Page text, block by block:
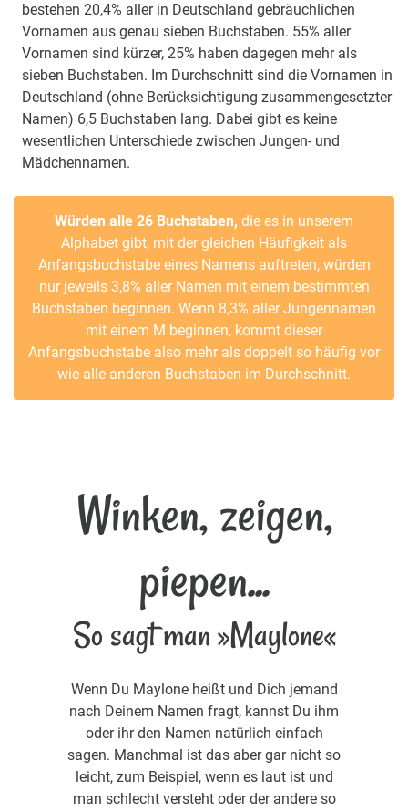
bestehen 20,4% aller in Deutschland gebräuchlichen
Vornamen aus genau sieben Buchstaben. 55% aller
Vornamen sind kürzer, 25% haben dagegen mehr als
sieben Buchstaben. Im Durchschnitt sind die Vornamen in
Deutschland (ohne Berücksichtigung zusammengesetzter
Namen) 6,5 Buchstaben lang. Dabei gibt es keine
wesentlichen Unterschiede zwischen Jungen- und
Mädchennamen.
Würden alle 26 Buchstaben, die es in unserem
Alphabet gibt, mit der gleichen Häufigkeit als
Anfangsbuchstabe eines Namens auftreten, würden
nur jeweils 3,8% aller Namen mit einem bestimmten
Buchstaben beginnen. Wenn 8,3% aller Jungennamen
mit einem M beginnen, kommt dieser
Anfangsbuchstabe also mehr als doppelt so häufig vor
wie alle anderen Buchstaben im Durchschnitt.
Winken, zeigen,
piepen...
So sagt man »Maylone«
Wenn Du Maylone heißt und Dich jemand
nach Deinem Namen fragt, kannst Du ihm
oder ihr den Namen natürlich einfach
sagen. Manchmal ist das aber gar nicht so
leicht, zum Beispiel, wenn es laut ist und
man schlecht versteht oder der andere so